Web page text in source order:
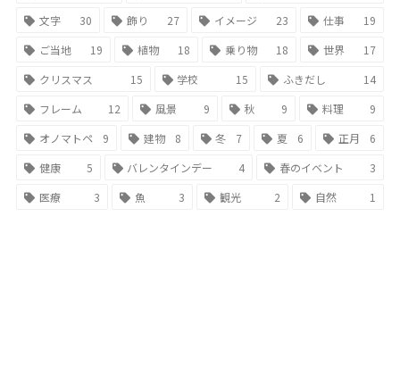
文字
30 飾り 27 イメージ 23 仕事
19
ご当地
19 植物 18 乗り物 18 世界
17
クリスマス
15 学校 15 ふきだし
14
フレーム
12 風景 9 秋 9 料理
9
オノマトペ
9 建物 8 冬 7 夏 6 正月
6
健康
5 バレンタインデー 4 春のイベント
3
医療
3 魚 3 観光 2 自然 1